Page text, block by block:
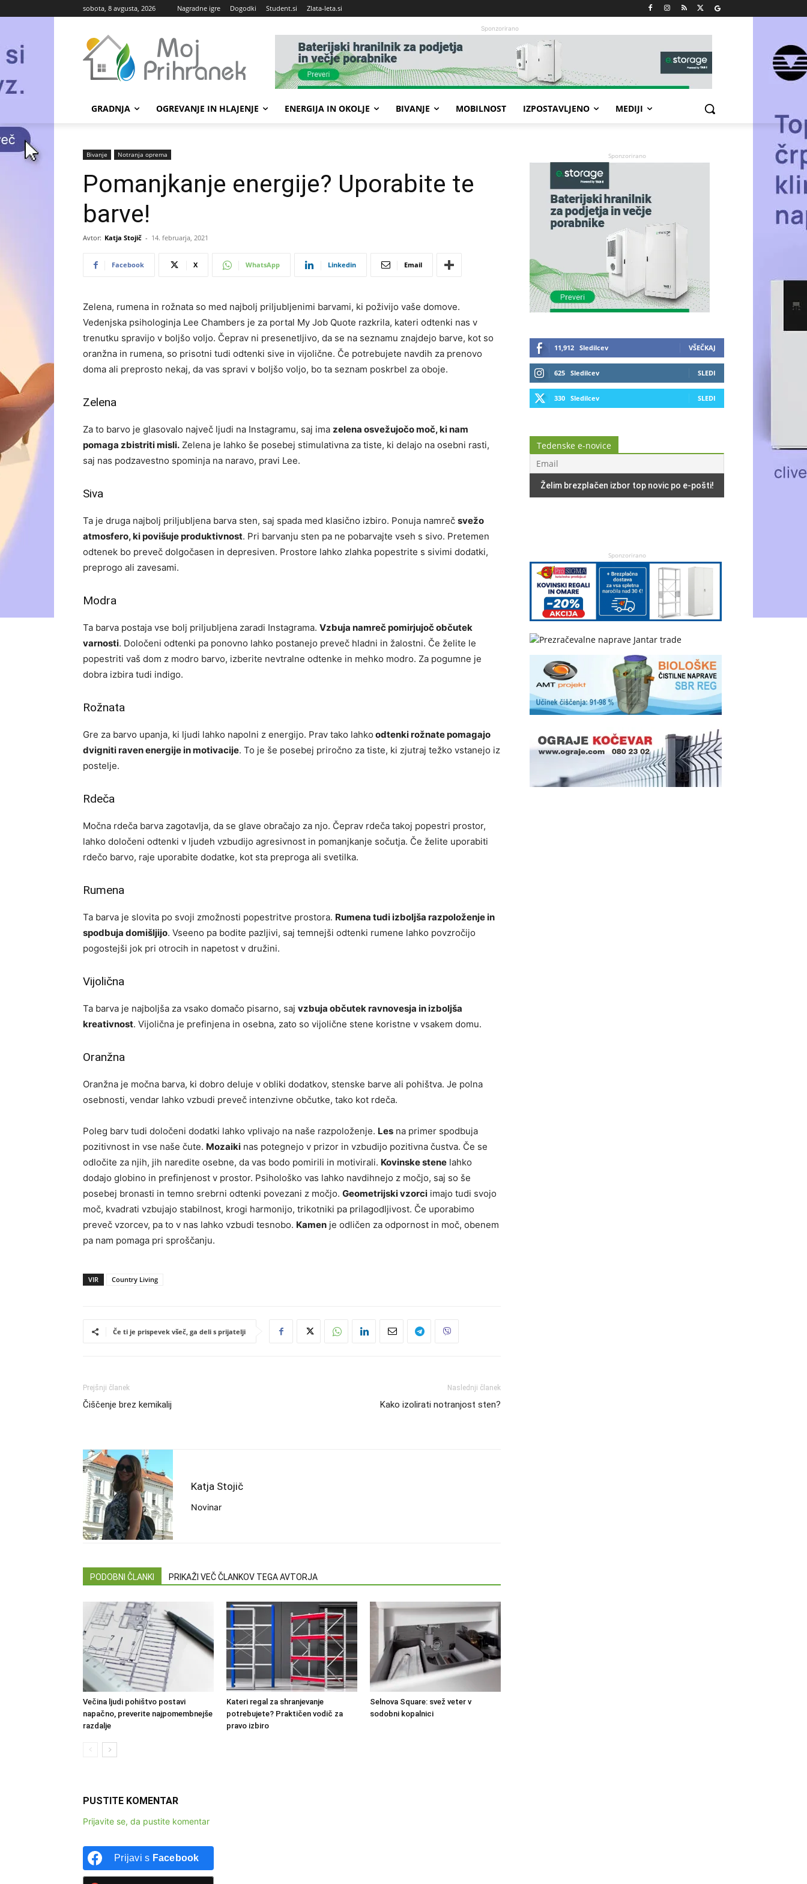
sobota, 8 avgusta, 2026 Nagradne igre Dogodki Student.si Zlata-leta.si
Sponzorirano
GRADNJA OGREVANJE IN HLAJENJE ENERGIJA IN OKOLJE BIVANJE MOBILNOST IZPOSTAVLJENO MEDIJI
Bivanje Notranja oprema
Pomanjkanje energije? Uporabite te
barve!
Avtor: Katja Stojič - 14. februarja, 2021
Facebook X WhatsApp Linkedin Email
Zelena, rumena in rožnata so med najbolj priljubljenimi barvami, ki poživijo vaše domove.
Vedenjska psihologinja Lee Chambers je za portal My Job Quote razkrila, kateri odtenki nas v
trenutku spravijo v boljšo voljo. Čeprav ni presenetljivo, da se na seznamu znajdejo barve, kot so
oranžna in rumena, so prisotni tudi odtenki sive in vijolične. Če potrebujete navdih za prenovo
doma ali preprosto nekaj, da vas spravi v boljšo voljo, bo ta seznam poskrbel za oboje.
Zelena
Za to barvo je glasovalo največ ljudi na Instagramu, saj ima zelena osvežujočo moč, ki nam
pomaga zbistriti misli. Zelena je lahko še posebej stimulativna za tiste, ki delajo na osebni rasti,
saj nas podzavestno spominja na naravo, pravi Lee.
Siva
Ta je druga najbolj priljubljena barva sten, saj spada med klasično izbiro. Ponuja namreč svežo
atmosfero, ki povišuje produktivnost. Pri barvanju sten pa ne pobarvajte vseh s sivo. Pretemen
odtenek bo preveč dolgočasen in depresiven. Prostore lahko zlahka popestrite s sivimi dodatki,
preprogo ali zavesami.
Modra
Ta barva postaja vse bolj priljubljena zaradi Instagrama. Vzbuja namreč pomirjujoč občutek
varnosti. Določeni odtenki pa ponovno lahko postanejo preveč hladni in žalostni. Če želite le
popestriti vaš dom z modro barvo, izberite nevtralne odtenke in mehko modro. Za pogumne je
dobra izbira tudi indigo.
Rožnata
Gre za barvo upanja, ki ljudi lahko napolni z energijo. Prav tako lahko odtenki rožnate pomagajo
dvigniti raven energije in motivacije. To je še posebej priročno za tiste, ki zjutraj težko vstanejo iz
postelje.
Rdeča
Močna rdeča barva zagotavlja, da se glave obračajo za njo. Čeprav rdeča takoj popestri prostor,
lahko določeni odtenki v ljudeh vzbudijo agresivnost in pomanjkanje sočutja. Če želite uporabiti
rdečo barvo, raje uporabite dodatke, kot sta preproga ali svetilka.
Rumena
Ta barva je slovita po svoji zmožnosti popestritve prostora. Rumena tudi izboljša razpoloženje in
spodbuja domišljijo. Vseeno pa bodite pazljivi, saj temnejši odtenki rumene lahko povzročijo
pogostejši jok pri otrocih in napetost v družini.
Vijolična
Ta barva je najboljša za vsako domačo pisarno, saj vzbuja občutek ravnovesja in izboljša
kreativnost. Vijolična je prefinjena in osebna, zato so vijolične stene koristne v vsakem domu.
Oranžna
Oranžna je močna barva, ki dobro deluje v obliki dodatkov, stenske barve ali pohištva. Je polna
osebnosti, vendar lahko vzbudi preveč intenzivne občutke, tako kot rdeča.
Poleg barv tudi določeni dodatki lahko vplivajo na naše razpoloženje. Les na primer spodbuja
pozitivnost in vse naše čute. Mozaiki nas potegnejo v prizor in vzbudijo pozitivna čustva. Če se
odločite za njih, jih naredite osebne, da vas bodo pomirili in motivirali. Kovinske stene lahko
dodajo globino in prefinjenost v prostor. Psihološko vas lahko navdihnejo z močjo, saj so še
posebej bronasti in temno srebrni odtenki povezani z močjo. Geometrijski vzorci imajo tudi svojo
moč, kvadrati vzbujajo stabilnost, krogi harmonijo, trikotniki pa prilagodljivost. Če uporabimo
preveč vzorcev, pa to v nas lahko vzbudi tesnobo. Kamen je odličen za odpornost in moč, obenem
pa nam pomaga pri sproščanju.
VIR Country Living
Če ti je prispevek všeč, ga deli s prijatelji
Prejšnji članek
Čiščenje brez kemikalij
Naslednji članek
Kako izolirati notranjost sten?
Katja Stojič
Novinar
PODOBNI ČLANKI PRIKAŽI VEČ ČLANKOV TEGA AVTORJA
Večina ljudi pohištvo postavi
napačno, preverite najpomembnejše
razdalje
Kateri regal za shranjevanje
potrebujete? Praktičen vodič za
pravo izbiro
Selnova Square: svež veter v
sodobni kopalnici
PUSTITE KOMENTAR
Prijavite se, da pustite komentar
Prijavi s Facebook
Sponzorirano
11,912 Sledilcev VŠEČKAJ
625 Sledilcev SLEDI
330 Sledilcev SLEDI
Tedenske e-novice
Sponzorirano